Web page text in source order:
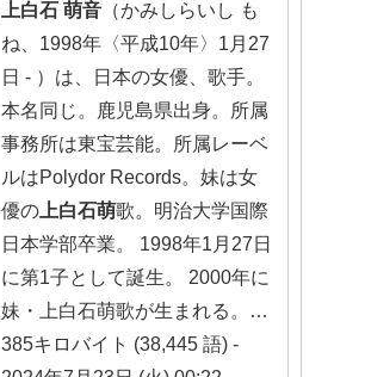
上白石 萌音 （かみしらいし も
ね、1998年〈平成10年〉1月27
日 - ）は、日本の女優、歌手。
本名同じ。鹿児島県出身。所属
事務所は東宝芸能。所属レーベ
ルはPolydor Records。妹は女
優の 上白石萌歌。明治大学国際
日本学部卒業。 1998年1月27日
に第1子として誕生。 2000年に
妹・上白石萌歌が生まれる。…
385キロバイト (38,445 語) -